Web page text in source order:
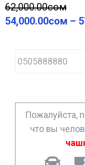
62,000.00сом
54,000.00сом –
h
o
*
Пожалуйста,
что вы